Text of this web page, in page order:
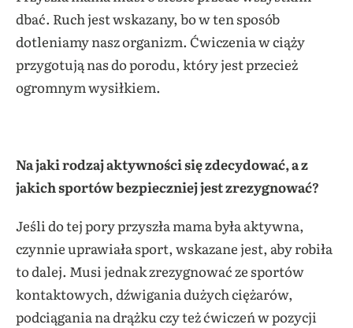
dbać. Ruch jest wskazany, bo w ten sposób
dotleniamy nasz organizm. Ćwiczenia w ciąży
przygotują nas do porodu, który jest przecież
ogromnym wysiłkiem.
Na jaki rodzaj aktywności się zdecydować, a z
jakich sportów bezpieczniej jest zrezygnować?
Jeśli do tej pory przyszła mama była aktywna,
czynnie uprawiała sport, wskazane jest, aby robiła
to dalej. Musi jednak zrezygnować ze sportów
kontaktowych, dźwigania dużych ciężarów,
podciągania na drążku czy też ćwiczeń w pozycji